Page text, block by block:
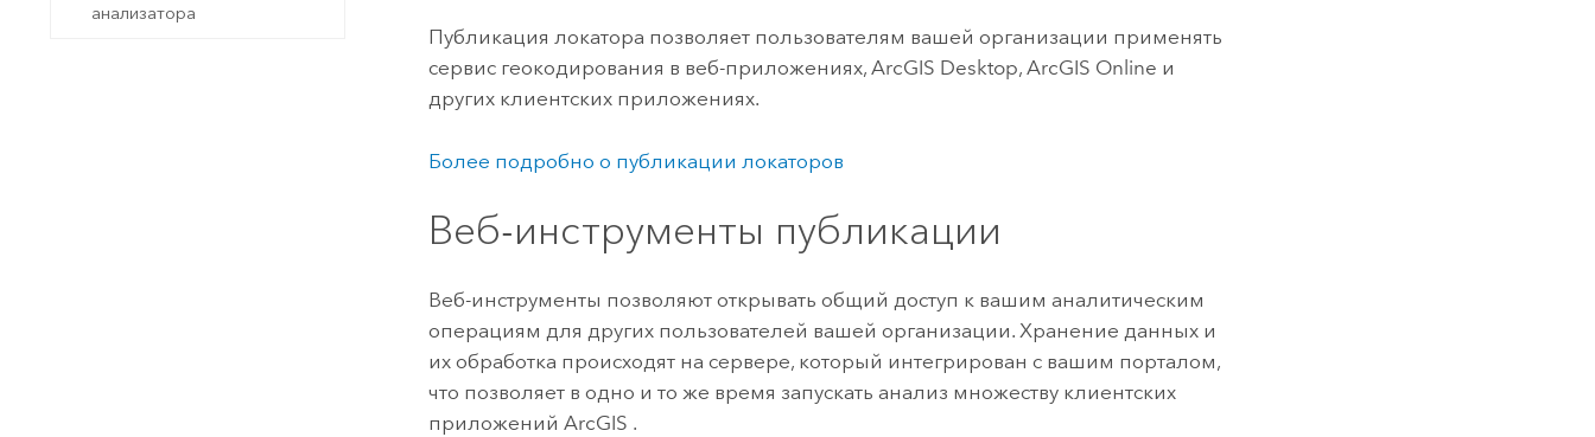
анализатора
Публикация локатора позволяет пользователям вашей организации применять
сервис геокодирования в веб-приложениях,ArcGIS Desktop,ArcGIS Online и
других клиентских приложениях.
Более подробно о публикации локаторов
Веб-инструменты публикации
Веб-инструменты позволяют открывать общий доступ к вашим аналитическим
операциям для других пользователей вашей организации. Хранение данных и
их обработка происходят на сервере, который интегрирован с вашим порталом,
что позволяет в одно и то же время запускать анализ множеству клиентских
приложений ArcGIS .